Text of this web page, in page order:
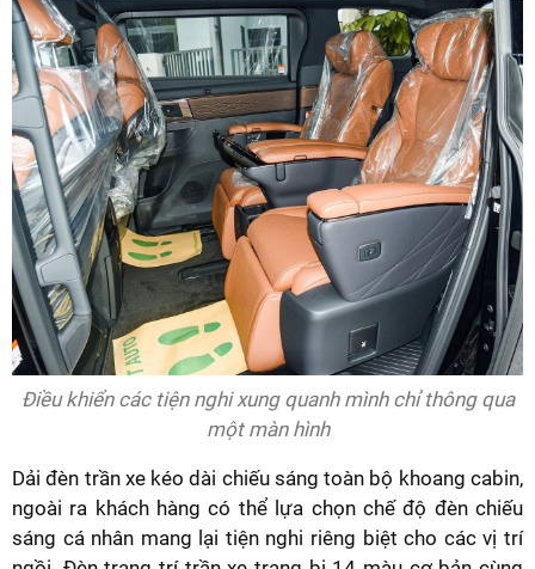
Điều khiển các tiện nghi xung quanh mình chỉ thông qua
một màn hình
Dải đèn trần xe kéo dài chiếu sáng toàn bộ khoang cabin,
ngoài ra khách hàng có thể lựa chọn chế độ đèn chiếu
sáng cá nhân mang lại tiện nghi riêng biệt cho các vị trí